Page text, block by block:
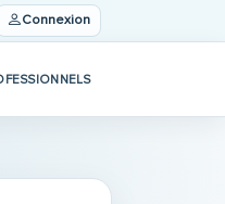
Connexion